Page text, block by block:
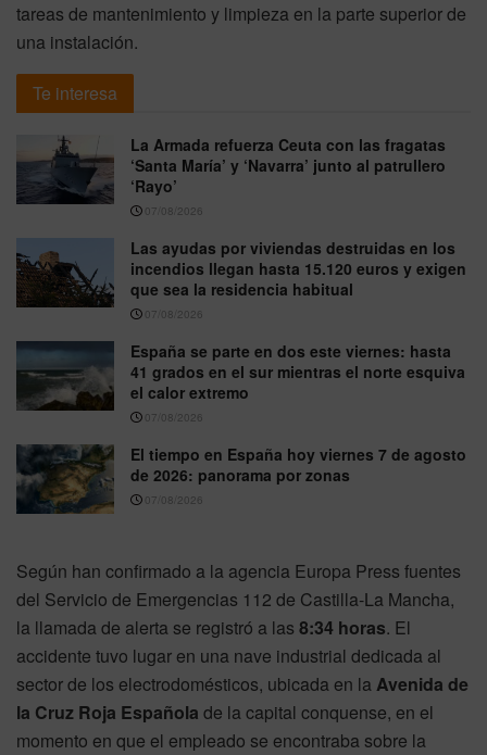
tareas de mantenimiento y limpieza en la parte superior de
una instalación.
Te interesa
La Armada refuerza Ceuta con las fragatas
‘Santa María’ y ‘Navarra’ junto al patrullero
‘Rayo’
07/08/2026
Las ayudas por viviendas destruidas en los
incendios llegan hasta 15.120 euros y exigen
que sea la residencia habitual
07/08/2026
España se parte en dos este viernes: hasta
41 grados en el sur mientras el norte esquiva
el calor extremo
07/08/2026
El tiempo en España hoy viernes 7 de agosto
de 2026: panorama por zonas
07/08/2026
Según han confirmado a la agencia Europa Press fuentes
del Servicio de Emergencias 112 de Castilla-La Mancha,
la llamada de alerta se registró a las 8:34 horas. El
accidente tuvo lugar en una nave industrial dedicada al
sector de los electrodomésticos, ubicada en laAvenida de
la Cruz Roja Española de la capital conquense, en el
momento en que el empleado se encontraba sobre la